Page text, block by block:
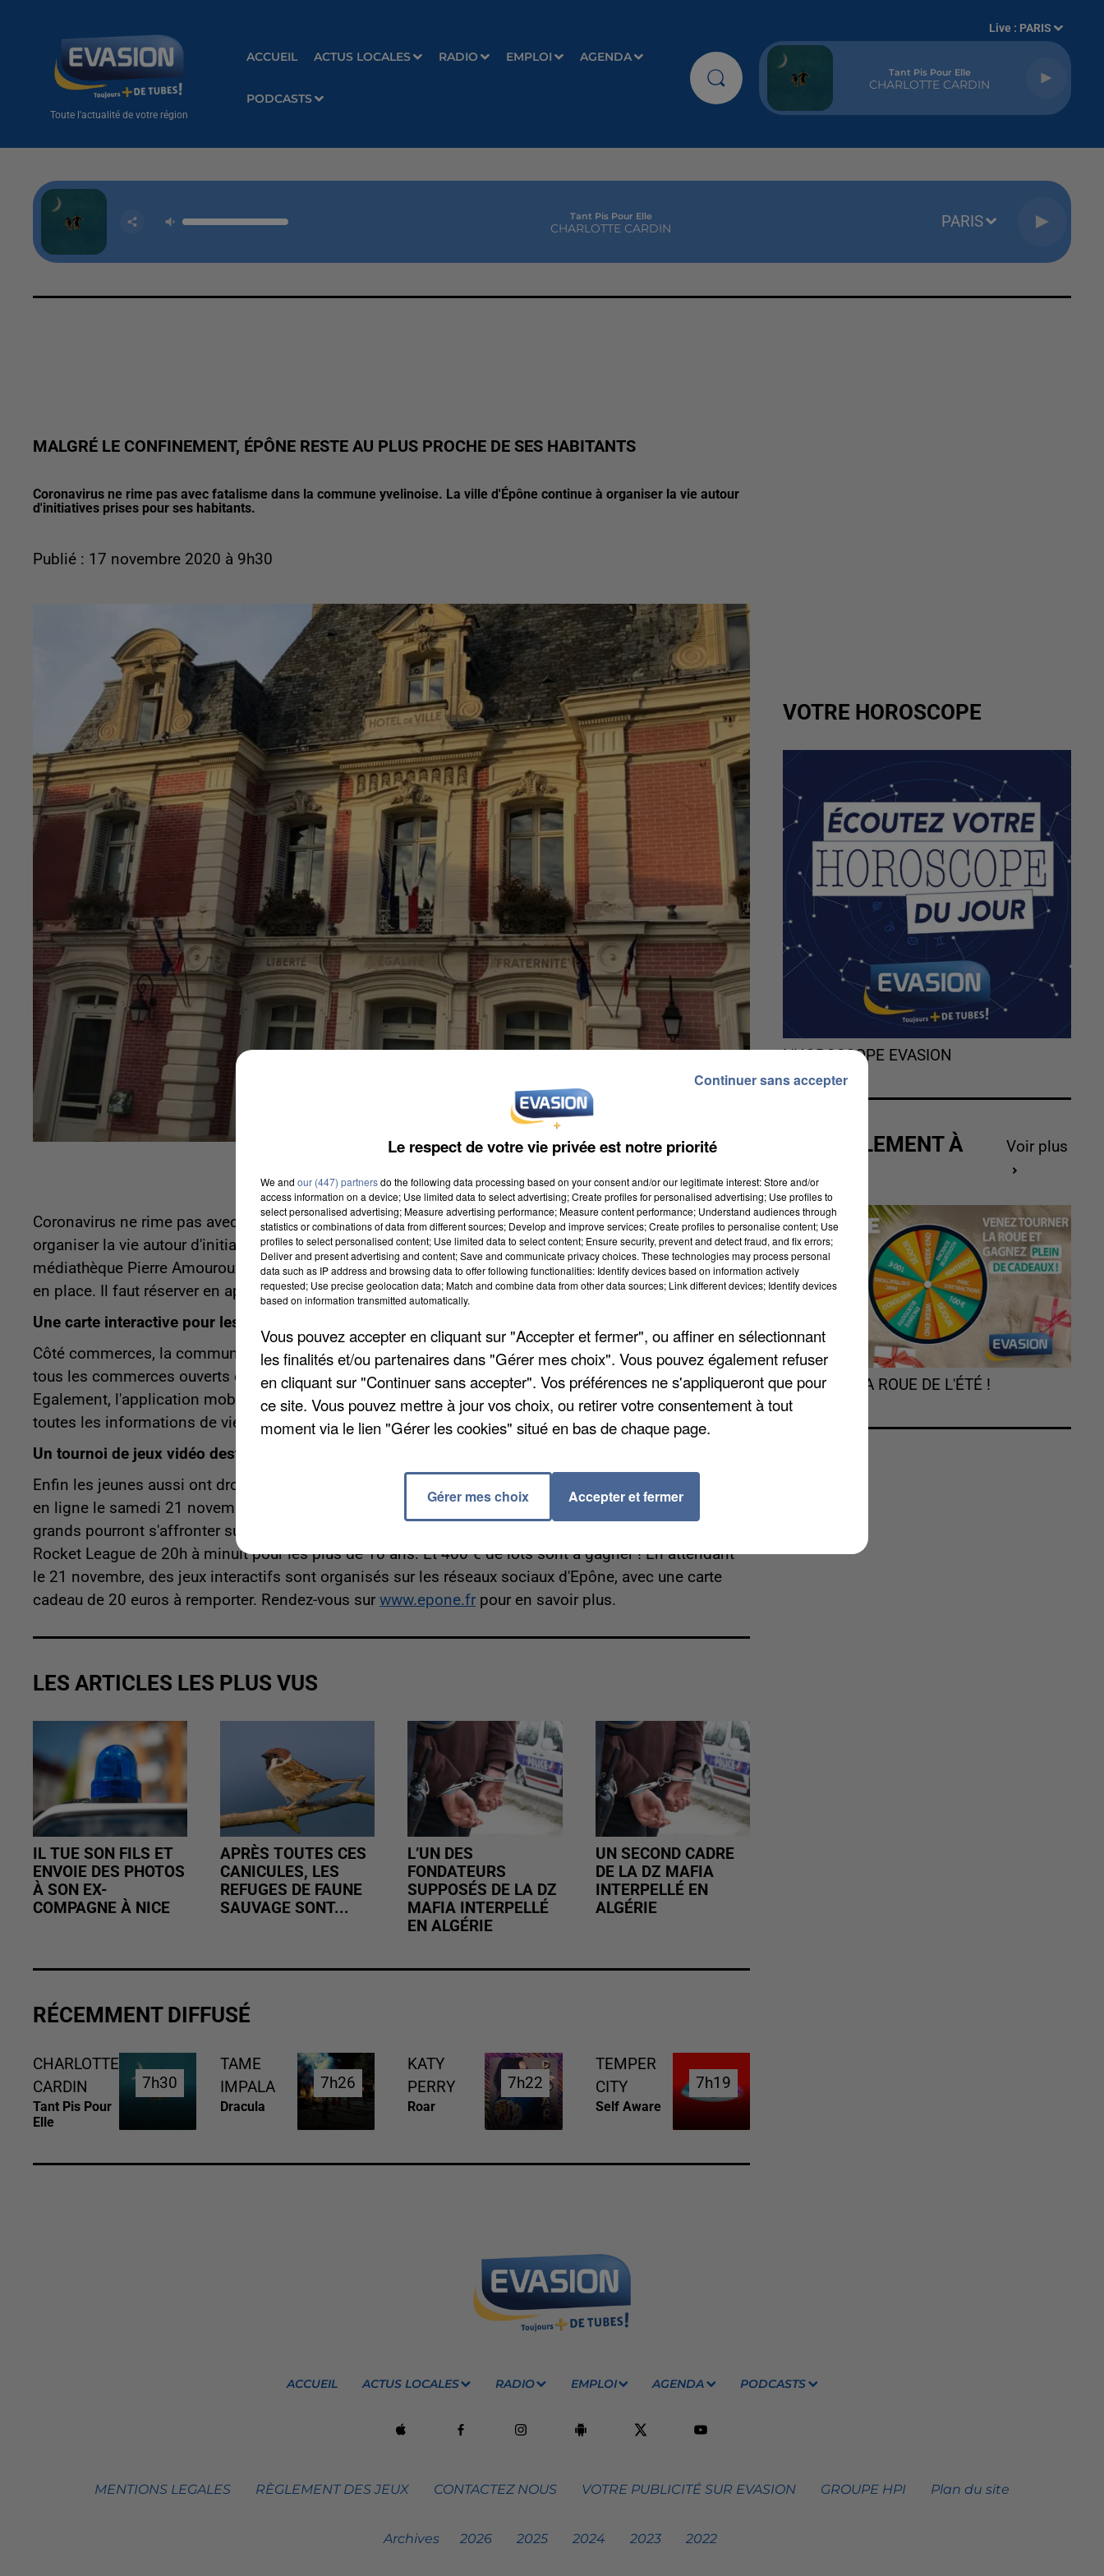
Toute l'actualité de votre région
ACCUEIL ACTUS LOCALES RADIO EMPLOI AGENDA
PODCASTS
Live : PARIS
Tant Pis Pour Elle
CHARLOTTE CARDIN
Tant Pis Pour Elle
CHARLOTTE CARDIN PARIS
MALGRÉ LE CONFINEMENT, ÉPÔNE RESTE AU PLUS PROCHE DE SES HABITANTS
Coronavirus ne rime pas avec fatalisme dans la commune yvelinoise. La ville d'Épône continue à organiser la vie autour
d'initiatives prises pour ses habitants.
Publié : 17 novembre 2020 à 9h30
Coronavirus ne rime pas avec fatalisme dans la commune yvelinoise. La ville d'Épône continue à
organiser la vie autour d'initiatives prises pour ses habitants. Ainsi, après la nouvelle fermeture de la
médiathèque Pierre Amouroux un service de réservation en ligne et de retrait de documents a été mis
en place. Il faut réserver en appelant le 06 70 61 97 21 ou bien en écrivant àmediatheque@epone.fr.
Une carte interactive pour les commerces
Côté commerces, la commune a mis en place une carte interactive qui géolocalise en un clin d'oeil
tous les commerces ouverts et relaie leurs initiatives : vente à emporter, livraison et le click & collect.
Egalement, l'application mobile « Epône en poche » gratuite propose un service Covid-19 qui regroupe
toutes les informations de vie pratique et référence les commerces locaux ouverts.
Un tournoi de jeux vidéo destinés aux jeunes
Enfin les jeunes aussi ont droit à une attention, avec la mise en place de deux tournois de jeux video
en ligne le samedi 21 novembre de 14h à minuit, en direct sur la page Facebook de la Ville. Petits et
grands pourront s'affronter sur Super Smash Bros Ultimate de 14h à 18h pour les 12 à 18 ans et
Rocket League de 20h à minuit pour les plus de 18 ans. Et 400 € de lots sont à gagner ! En attendant
le 21 novembre, des jeux interactifs sont organisés sur les réseaux sociaux d'Epône, avec une carte
cadeau de 20 euros à remporter. Rendez-vous sur www.epone.fr pour en savoir plus.
LES ARTICLES LES PLUS VUS
IL TUE SON FILS ET
ENVOIE DES PHOTOS
À SON EX-
COMPAGNE À NICE
APRÈS TOUTES CES
CANICULES, LES
REFUGES DE FAUNE
SAUVAGE SONT...
L’UN DES
FONDATEURS
SUPPOSÉS DE LA DZ
MAFIA INTERPELLÉ
EN ALGÉRIE
UN SECOND CADRE
DE LA DZ MAFIA
INTERPELLÉ EN
ALGÉRIE
RÉCEMMENT DIFFUSÉ
CHARLOTTE
CARDIN
Tant Pis Pour
Elle
7h30
7h30
TAME
IMPALA
Dracula
7h26
7h26
KATY
PERRY
Roar
7h22
7h22
TEMPER
CITY
Self Aware
7h19
7h19
VOTRE HOROSCOPE
L'HOROSCOPE EVASION
ACTUELLEMENT À
Voir plus
TOURNEZ LA ROUE DE L'ÉTÉ !
ACCUEIL ACTUS LOCALES RADIO EMPLOI AGENDA PODCASTS
MENTIONS LEGALES RÈGLEMENT DES JEUX CONTACTEZ NOUS VOTRE PUBLICITÉ SUR EVASION GROUPE HPI Plan du site
Archives 2026 2025 2024 2023 2022
Le respect de votre vie privée est notre priorité
We and our (447) partnersdo the following data processing based on your consent and/or our legitimate interest: Store and/or
access information on a device; Use limited data to select advertising; Create profiles for personalised advertising; Use profiles to
select personalised advertising; Measure advertising performance; Measure content performance; Understand audiences through
statistics or combinations of data from different sources; Develop and improve services; Create profiles to personalise content; Use
profiles to select personalised content; Use limited data to select content; Ensure security, prevent and detect fraud, and fix errors;
Deliver and present advertising and content; Save and communicate privacy choices. These technologies may process personal
data such as IP address and browsing data to offer following functionalities: Identify devices based on information actively
requested; Use precise geolocation data; Match and combine data from other data sources; Link different devices; Identify devices
based on information transmitted automatically.
Vous pouvez accepter en cliquant sur "Accepter et fermer", ou affiner en sélectionnant
les finalités et/ou partenaires dans "Gérer mes choix". Vous pouvez également refuser
en cliquant sur "Continuer sans accepter". Vos préférences ne s'appliqueront que pour
ce site. Vous pouvez mettre à jour vos choix, ou retirer votre consentement à tout
moment via le lien "Gérer les cookies" situé en bas de chaque page.
Gérer mes choix Accepter et fermer
Continuer sans accepter